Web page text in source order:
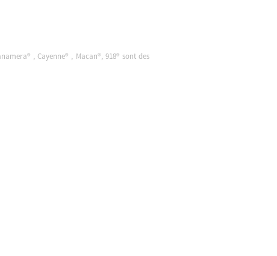
, Cayenne® , Macan®, 918® sont des